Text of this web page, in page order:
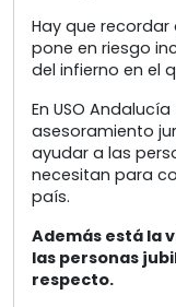
Hay que recordar
pone en riesgo
del infierno en el
En USO
asesoramiento
ayudar a las
necesitan para
país.
Además está la
las personas
respecto.